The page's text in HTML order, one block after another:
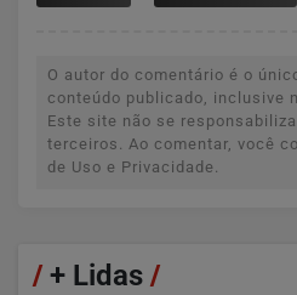
O autor do comentário é o
conteúdo publicado, inclusive
Este site não se
terceiros. Ao comentar, você
de Uso e Privacidade.
/ + Lidas /